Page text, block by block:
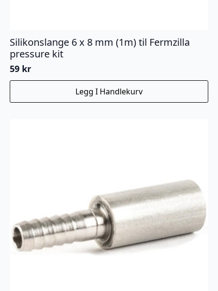
Silikonslange 6 x 8 mm (1m) til Fermzilla
pressure kit
59 kr
Legg I Handlekurv